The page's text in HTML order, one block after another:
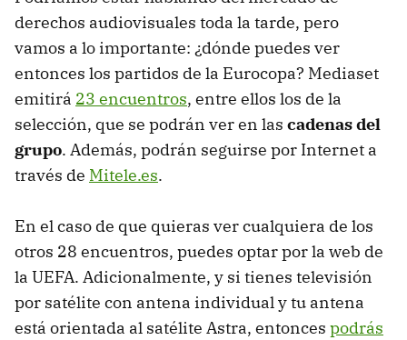
derechos audiovisuales toda la tarde, pero
vamos a lo importante: ¿dónde puedes ver
entonces los partidos de la Eurocopa? Mediaset
emitirá 23 encuentros, entre ellos los de la
selección, que se podrán ver en las cadenas del
grupo. Además, podrán seguirse por Internet a
través de Mitele.es.
En el caso de que quieras ver cualquiera de los
otros 28 encuentros, puedes optar por la web de
la UEFA. Adicionalmente, y si tienes televisión
por satélite con antena individual y tu antena
está orientada al satélite Astra, entonces podrás